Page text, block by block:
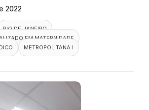
2022
RIO DE JANEIRO
EM MATERNIDADE
METROPOLITANA I